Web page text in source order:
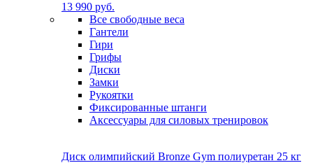
13 990 руб.
Все свободные веса
Гантели
Гири
Грифы
Диски
Замки
Рукоятки
Фиксированные штанги
Аксессуары для силовых тренировок
Диск олимпийский Bronze Gym полиуретан 25 кг